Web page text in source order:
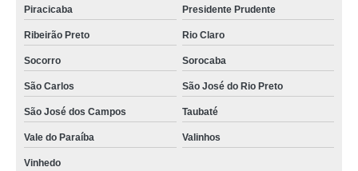
Piracicaba Presidente Prudente
Ribeirão Preto Rio Claro
Socorro Sorocaba
São Carlos São José do Rio Preto
São José dos Campos Taubaté
Vale do Paraíba Valinhos
Vinhedo